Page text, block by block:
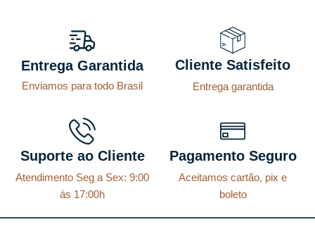
Entrega Garantida
Enviamos para todo Brasil
Cliente Satisfeito
Entrega garantida
Suporte ao Cliente
Atendimento Seg a Sex: 9:00
ás 17:00h
Pagamento Seguro
Aceitamos cartão, pix e
boleto